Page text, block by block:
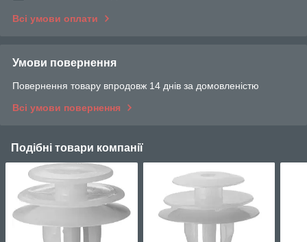
Всі умови оплати
Умови повернення
Повернення товару впродовж 14 днів за домовленістю
Всі умови повернення
Подібні товари компанії